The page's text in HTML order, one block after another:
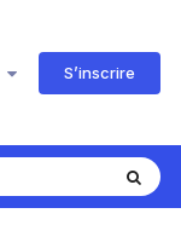
S’inscrire